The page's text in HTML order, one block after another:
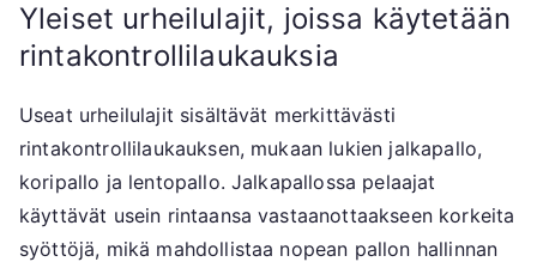
Yleiset urheilulajit, joissa käytetään
rintakontrollilaukauksia
Useat urheilulajit sisältävät merkittävästi
rintakontrollilaukauksen, mukaan lukien jalkapallo,
koripallo ja lentopallo. Jalkapallossa pelaajat
käyttävät usein rintaansa vastaanottaakseen korkeita
syöttöjä, mikä mahdollistaa nopean pallon hallinnan